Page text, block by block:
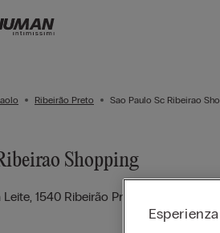
Ribeirão Preto Sao Paulo Sc Ribeirao
Shopping
Leite, 1540 Ribeirão Preto,